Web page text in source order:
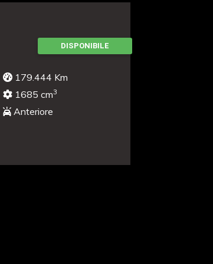
DISPONIBILE
179.444 Km
1685 cm3
Anteriore